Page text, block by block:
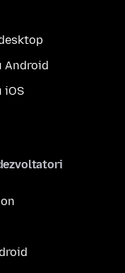
Android
iOS